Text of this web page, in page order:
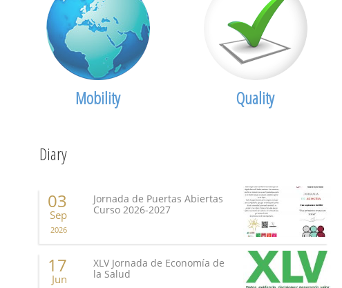
Mobility Quality
Diary
03
Sep
2026
Jornada de Puertas Abiertas
Curso 2026-2027
17
Jun
XLV Jornada de Economía de
la Salud